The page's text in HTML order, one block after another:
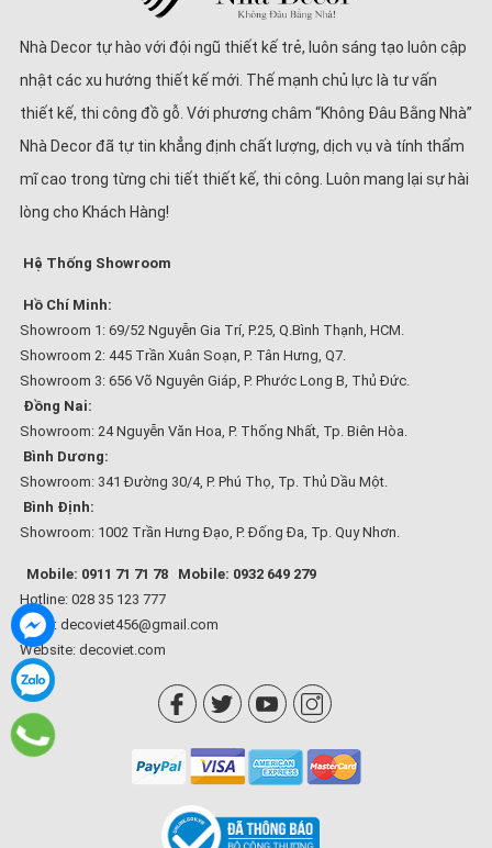
✅ Giá thành hợp lý, tối ưu ngân sách
So với gỗ tự nhiên, tủ bếp Melamin tiết kiệm đến 40–50% chi phí mà
vẫn đảm bảo độ bền và tính thẩm mỹ vượt trội.
Các Kiểu Dáng Tủ Bếp Phổ Biến – Giải Pháp Tối Ưu
Cho Không Gian Bếp Hiện Đại
Việc lựa chọn kiểu dáng tủ bếp không chỉ là vấn đề thẩm mỹ mà còn
ảnh hưởng trực tiếp đến công năng và trải nghiệm sử dụng hàng
ngày. Dưới đây là những kiểu dáng tủ bếp được ưa chuộng và áp
dụng phổ biến, tùy theo diện tích và thiết kế của từng căn nhà.
Nhà Decor tự hào với đội ngũ thiết kế trẻ, luôn sáng tạo luôn cập
nhật các xu hướng thiết kế mới. Thế mạnh chủ lực là tư vấn
thiết kế, thi công đồ gỗ. Với phương châm “Không Đâu Bằng Nhà”
Nhà Decor đã tự tin khẳng định chất lượng, dịch vụ và tính thẩm
mĩ cao trong từng chi tiết thiết kế, thi công. Luôn mang lại sự hài
lòng cho Khách Hàng!
Hệ Thống Showroom
Hồ Chí Minh:
Showroom 1: 69/52 Nguyễn Gia Trí, P.25, Q.Bình Thạnh, HCM.
Showroom 2: 445 Trần Xuân Soạn, P. Tân Hưng, Q7.
Showroom 3: 656 Võ Nguyên Giáp, P. Phước Long B, Thủ Đức.
Đồng Nai:
Showroom: 24 Nguyễn Văn Hoa, P. Thống Nhất, Tp. Biên Hòa.
Bình Dương:
Showroom: 341 Đường 30/4, P. Phú Thọ, Tp. Thủ Dầu Một.
Bình Định:
Showroom: 1002 Trần Hưng Đạo, P. Đống Đa, Tp. Quy Nhơn.
Mobile: 0911 71 71 78
Mobile: 0932 649 279
Hotline: 028 35 123 777
Email: decoviet456@gmail.com
Website: decoviet.com